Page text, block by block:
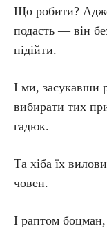
Що робити?
подасть — він
підійти.
І ми, засукавши
вибирати тих
гадюк.
Та хіба їх
човен.
І раптом боцман,